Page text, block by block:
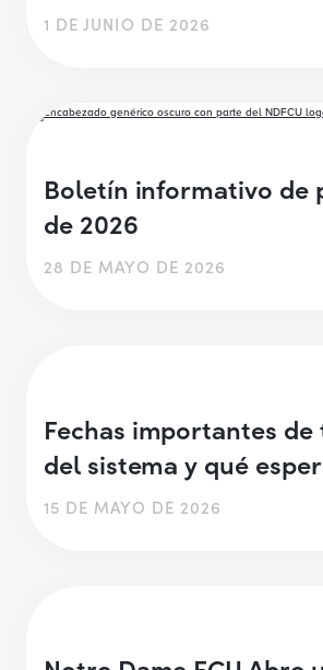
1 DE JUNIO DE 2026
Boletín informativo de
de 2026
28 DE MAYO DE 2026
Fechas importantes
del sistema y qué
15 DE MAYO DE 2026